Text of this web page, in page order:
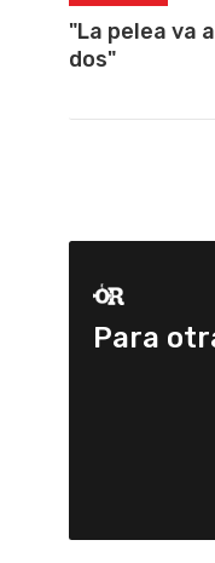
"La pelea va
dos"
Para